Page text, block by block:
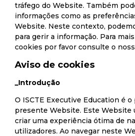
tráfego do Website. Também
informações como as
Website. Neste contexto,
para gerir a informação. Para
cookies por favor consulte o
Aviso de cookies
_Introdução
O ISCTE Executive Education é
presente Website. Este Website
criar uma experiência ótima de
utilizadores. Ao navegar neste